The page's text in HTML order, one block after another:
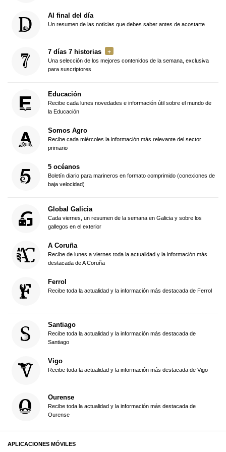
Al final del día
Un resumen de las noticias que debes saber antes de acostarte
7 días 7 historias
Una selección de los mejores contenidos de la semana, exclusiva
para suscriptores
Educación
Recibe cada lunes novedades e información útil sobre el mundo de
la Educación
Somos Agro
Recibe cada miércoles la información más relevante del sector
primario
5 océanos
Boletín diario para marineros en formato comprimido (conexiones de
baja velocidad)
Global Galicia
Cada viernes, un resumen de la semana en Galicia y sobre los
gallegos en el exterior
A Coruña
Recibe de lunes a viernes toda la actualidad y la información más
destacada de A Coruña
Ferrol
Recibe toda la actualidad y la información más destacada de Ferrol
Santiago
Recibe toda la actualidad y la información más destacada de
Santiago
Vigo
Recibe toda la actualidad y la información más destacada de Vigo
Ourense
Recibe toda la actualidad y la información más destacada de
Ourense
APLICACIONES MÓVILES